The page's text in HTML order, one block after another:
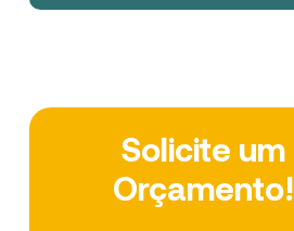
Solicite um
Orçamento!